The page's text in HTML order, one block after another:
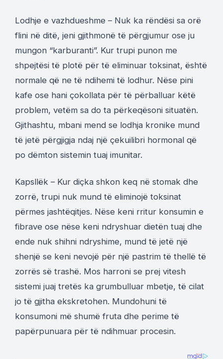
Lodhje e vazhdueshme – Nuk ka rëndësi sa orë
flini në ditë, jeni gjithmonë të përgjumur ose ju
mungon “karburanti”. Kur trupi punon me
shpejtësi të plotë për të eliminuar toksinat, është
normale që ne të ndihemi të lodhur. Nëse pini
kafe ose hani çokollata për të përballuar këtë
problem, vetëm sa do ta përkeqësoni situatën.
Gjithashtu, mbani mend se lodhja kronike mund
të jetë përgjigja ndaj një çekuilibri hormonal që
po dëmton sistemin tuaj imunitar.
Kapsllëk – Kur diçka shkon keq në stomak dhe
zorrë, trupi nuk mund të eliminojë toksinat
përmes jashtëqitjes. Nëse keni rritur konsumin e
fibrave ose nëse keni ndryshuar dietën tuaj dhe
ende nuk shihni ndryshime, mund të jetë një
shenjë se keni nevojë për një pastrim të thellë të
zorrës së trashë. Mos harroni se prej vitesh
sistemi juaj tretës ka grumbulluar mbetje, të cilat
jo të gjitha ekskretohen. Mundohuni të
konsumoni më shumë fruta dhe perime të
papërpunuara për të ndihmuar procesin.